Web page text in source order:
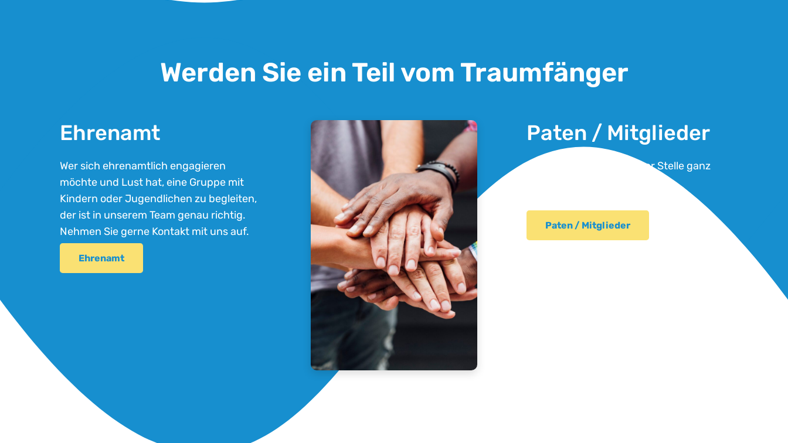
Werden Sie ein Teil vom Traumfänger
Ehrenamt
Wer sich ehrenamtlich engagieren
möchte und Lust hat, eine Gruppe mit
Kindern oder Jugendlichen zu begleiten,
der ist in unserem Team genau richtig.
Nehmen Sie gerne Kontakt mit uns auf.
Ehrenamt
Paten / Mitglieder
Wir möchten uns an dieser Stelle ganz
herzlich bei unseren Spendern
Paten / Mitglieder